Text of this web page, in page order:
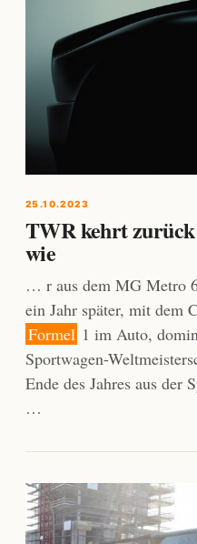
25.10.2023
TWR kehrt
wie
… r aus dem MG Metro
ein Jahr später, mit dem
Formel 1 im Auto,
Sportwagen-
Ende des Jahres aus der
…